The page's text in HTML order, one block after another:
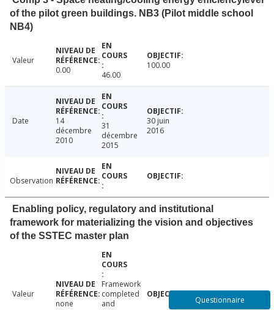
of the pilot green buildings. NB3 (Pilot middle school
NB4)
Valeur
0.00
46.00
100.00
Date
14
décembre
2010
31
décembre
2015
30 juin
2016
Observation
Enabling policy, regulatory and institutional
framework for materializing the vision and objectives
of the SSTEC master plan
Valeur
none
Framework
completed
and
Questionnaire